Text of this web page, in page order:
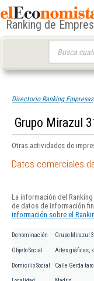
Ranking de
Directorio Ranking Empresas
Grupo Mirazul
Otras actividades de
Datos comerciales
La información del
de datos de información
información sobre el
Denominación Grupo Mirazul
Objeto Social Artes gráficas,
Domicilio Social Calle Gerda taro